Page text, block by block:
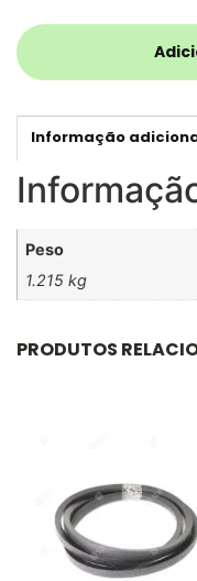
Informação
Peso
1.215 kg
PRODUTOS